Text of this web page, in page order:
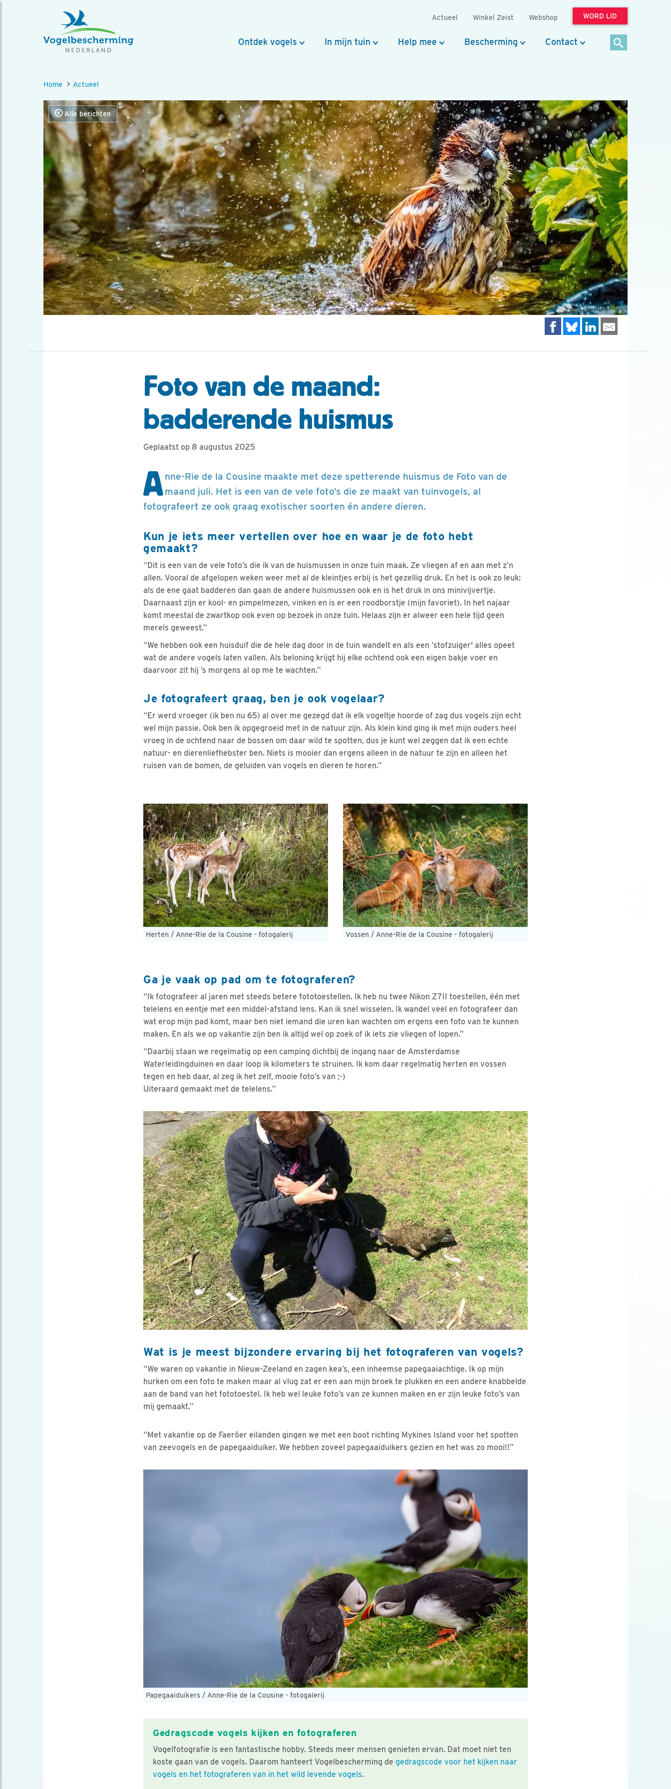
Actueel Winkel Zeist Webshop WORD LID
Ontdek vogels In mijn tuin Help mee Bescherming Contact
Home Actueel
Alle berichten
Foto van de maand:
badderende huismus
Geplaatst op 8 augustus 2025
Anne-Rie de la Cousine maakte met deze spetterende huismus de Foto van de
maand juli. Het is een van de vele foto’s die ze maakt van tuinvogels, al
fotografeert ze ook graag exotischer soorten én andere dieren.
Kun je iets meer vertellen over hoe en waar je de foto hebt
gemaakt?
“Dit is een van de vele foto’s die ik van de huismussen in onze tuin maak. Ze vliegen af en aan met z’n
allen. Vooral de afgelopen weken weer met al de kleintjes erbij is het gezellig druk. En het is ook zo leuk:
als de ene gaat badderen dan gaan de andere huismussen ook en is het druk in ons minivijvertje.
Daarnaast zijn er kool- en pimpelmezen, vinken en is er een roodborstje (mijn favoriet). In het najaar
komt meestal de zwartkop ook even op bezoek in onze tuin. Helaas zijn er alweer een hele tijd geen
merels geweest.”
“We hebben ook een huisduif die de hele dag door in de tuin wandelt en als een ‘stofzuiger' alles opeet
wat de andere vogels laten vallen. Als beloning krijgt hij elke ochtend ook een eigen bakje voer en
daarvoor zit hij ’s morgens al op me te wachten.”
Je fotografeert graag, ben je ook vogelaar?
“Er werd vroeger (ik ben nu 65) al over me gezegd dat ik elk vogeltje hoorde of zag dus vogels zijn echt
wel mijn passie. Ook ben ik opgegroeid met in de natuur zijn. Als klein kind ging ik met mijn ouders heel
vroeg in de ochtend naar de bossen om daar wild te spotten, dus je kunt wel zeggen dat ik een echte
natuur- en dierenliefhebster ben. Niets is mooier dan ergens alleen in de natuur te zijn en alleen het
ruisen van de bomen, de geluiden van vogels en dieren te horen.”
Herten / Anne-Rie de la Cousine - fotogalerij Vossen / Anne-Rie de la Cousine - fotogalerij
Ga je vaak op pad om te fotograferen?
“Ik fotografeer al jaren met steeds betere fototoestellen. Ik heb nu twee Nikon Z7II toestellen, één met
telelens en eentje met een middel-afstand lens. Kan ik snel wisselen. Ik wandel veel en fotografeer dan
wat erop mijn pad komt, maar ben niet iemand die uren kan wachten om ergens een foto van te kunnen
maken. En als we op vakantie zijn ben ik altijd wel op zoek of ik iets zie vliegen of lopen.”
“Daarbij staan we regelmatig op een camping dichtbij de ingang naar de Amsterdamse
Waterleidingduinen en daar loop ik kilometers te struinen. Ik kom daar regelmatig herten en vossen
tegen en heb daar, al zeg ik het zelf, mooie foto’s van ;-)
Uiteraard gemaakt met de telelens.”
Wat is je meest bijzondere ervaring bij het fotograferen van vogels?
“We waren op vakantie in Nieuw-Zeeland en zagen kea’s, een inheemse papegaaiachtige. Ik op mijn
hurken om een foto te maken maar al vlug zat er een aan mijn broek te plukken en een andere knabbelde
aan de band van het fototoestel. Ik heb wel leuke foto’s van ze kunnen maken en er zijn leuke foto’s van
mij gemaakt.”
“Met vakantie op de Faeröer eilanden gingen we met een boot richting Mykines Island voor het spotten
van zeevogels en de papegaaiduiker. We hebben zoveel papegaaiduikers gezien en het was zo mooi!!”
Papegaaiduikers / Anne-Rie de la Cousine - fotogalerij
Gedragscode vogels kijken en fotograferen
Vogelfotografie is een fantastische hobby. Steeds meer mensen genieten ervan. Dat moet niet ten
koste gaan van de vogels. Daarom hanteert Vogelbescherming de gedragscode voor het kijken naar
vogels en het fotograferen van in het wild levende vogels.